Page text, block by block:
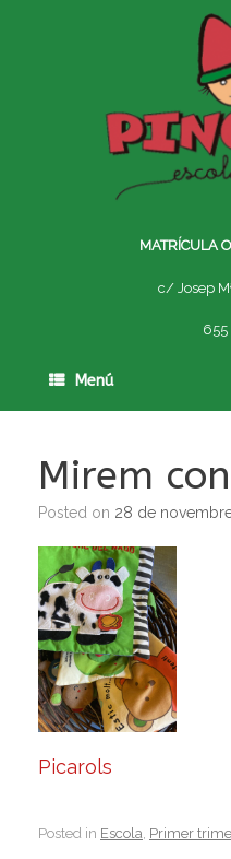
MATRÍCULA
c/ Josep
Menú
Mirem
Posted on 28 de
Picarols
Posted in Escola, Primer